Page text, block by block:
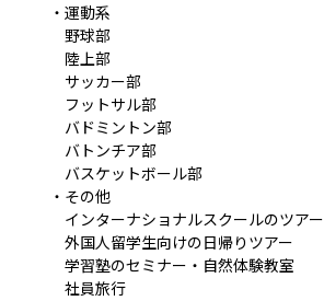
・運動系
野球部
陸上部
サッカー部
フットサル部
バドミントン部
バトンチア部
バスケットボール部
・その他
インターナショナルスクールのツアー
外国人留学生向けの日帰りツアー
学習塾のセミナー・自然体験教室
社員旅行